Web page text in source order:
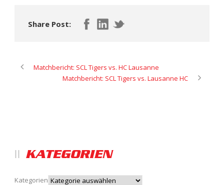
Share Post:
Matchbericht: SCL Tigers vs. HC Lausanne
Matchbericht: SCL Tigers vs. Lausanne HC
KATEGORIEN
Kategorien